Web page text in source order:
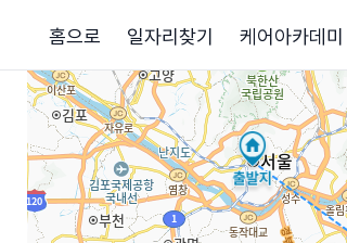
홈으로 일자리찾기 케어아카데미